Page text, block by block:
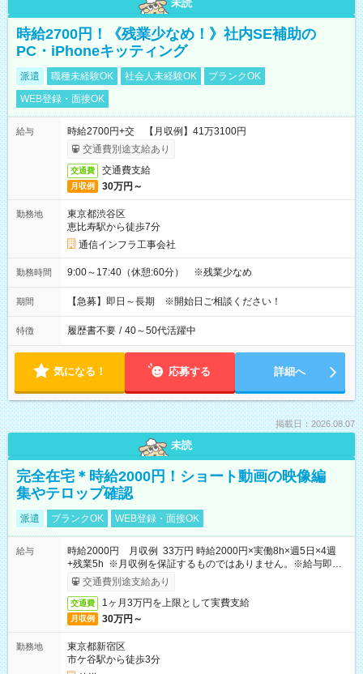
未読
時給2700円！《残業少なめ！》社内SE補助の
PC・iPhoneキッティング
派遣 職種未経験OK 社会人未経験OK
ブランクOK
WEB登録・面接OK
給与
時給2700円+交 【月収例】41万3100円
交通費別途支給あり
交通費 交通費支給
月収例 30万円～
勤務地
東京都渋谷区
恵比寿駅から徒歩7分
通信インフラ工事会社
勤務時間 9:00～17:40（休憩:60分） ※残業少なめ
期間 【急募】即日～長期 ※開始日ご相談ください！
特徴 履歴書不要 / 40～50代活躍中
気になる！ 応募する 詳細へ
掲載日：2026.08.07
未読
完全在宅＊時給2000円！ショート動画の映像編
集やテロップ確認
派遣 ブランクOK WEB登録・面接OK
給与
時給2000円 月収例 33万円 時給2000円×実働8h×週5日×4週
+残業5h ※月収例を保証するものではありません。※給与即受
取りサービス利用可（利用条件有）
交通費別途支給あり
交通費 1ヶ月3万円を上限として実費支給
月収例 30万円～
勤務地
東京都新宿区
市ケ谷駅から徒歩3分